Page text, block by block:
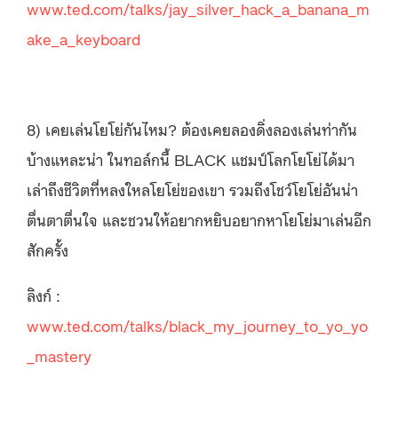
www.ted.com/talks/jay_silver_hack_a_banana_m
ake_a_keyboard
8) เคยเล่นโยโย่กันไหม? ต้องเคยลองดิ่งลองเล่นท่ากัน
บ้างแหละน่า ในทอล์กนี้ BLACK แชมป์โลกโยโย่ได้มา
เล่าถึงชีวิตที่หลงใหลโยโย่ของเขา รวมถึงโชว์โยโย่อันน่า
ตื่นตาตื่นใจ และชวนให้อยากหยิบอยากหาโยโย่มาเล่นอีก
สักครั้ง
ลิงก์ :
www.ted.com/talks/black_my_journey_to_yo_yo
_mastery